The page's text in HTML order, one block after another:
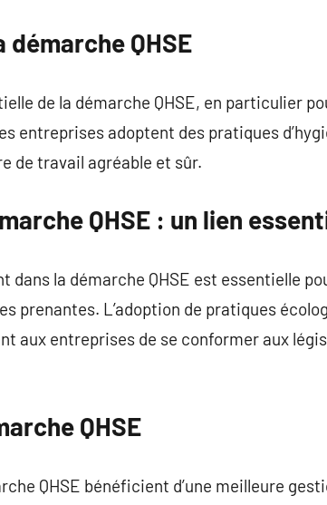
démarche QHSE
de la démarche QHSE, en particulier
entreprises adoptent des pratiques
de travail agréable et sûr.
QHSE : un lien
dans la démarche QHSE est essentielle
prenantes. L’adoption de pratiques
aux entreprises de se conformer aux
QHSE
QHSE bénéficient d’une meilleure